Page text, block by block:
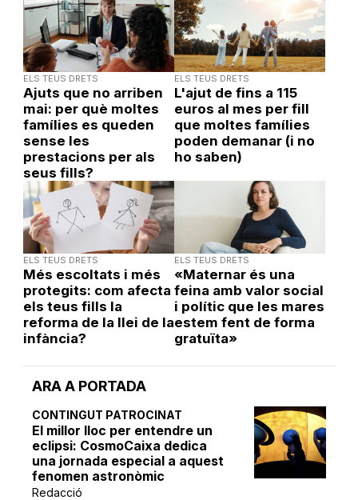
ARA A PORTADA
CONTINGUT PATROCINAT
El millor lloc per entendre un
eclipsi: CosmoCaixa dedica
una jornada especial a aquest
fenomen astronòmic
Redacció
ELS TEUS DRETS
Ajuts que no arriben
mai: per què moltes
famílies es queden
sense les
prestacions per als
seus fills?
ELS TEUS DRETS
L'ajut de fins a 115
euros al mes per fill
que moltes famílies
poden demanar (i no
ho saben)
ELS TEUS DRETS
Més escoltats i més
protegits: com afecta
els teus fills la
reforma de la llei de la
infància?
ELS TEUS DRETS
«Maternar és una
feina amb valor social
i polític que les mares
estem fent de forma
gratuïta»